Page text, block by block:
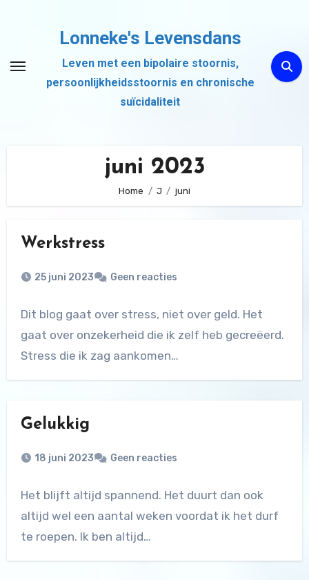
inhoud
Lonneke's Levensdans
Leven met een bipolaire stoornis,
persoonlijkheidsstoornis en chronische
suïcidaliteit
juni 2023
Home J juni
Werkstress
25 juni 2023 Geen reacties
Dit blog gaat over stress, niet over geld. Het
gaat over onzekerheid die ik zelf heb gecreëerd.
Stress die ik zag aankomen…
Gelukkig
18 juni 2023 Geen reacties
Het blijft altijd spannend. Het duurt dan ook
altijd wel een aantal weken voordat ik het durf
te roepen. Ik ben altijd…